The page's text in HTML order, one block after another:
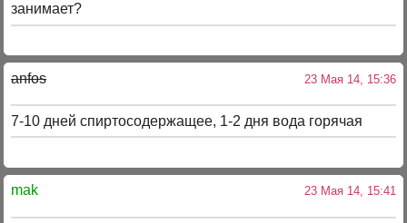
занимает?
anfos 23 Мая 14, 15:36
7-10 дней спиртосодержащее, 1-2 дня вода горячая
mak 23 Мая 14, 15:41